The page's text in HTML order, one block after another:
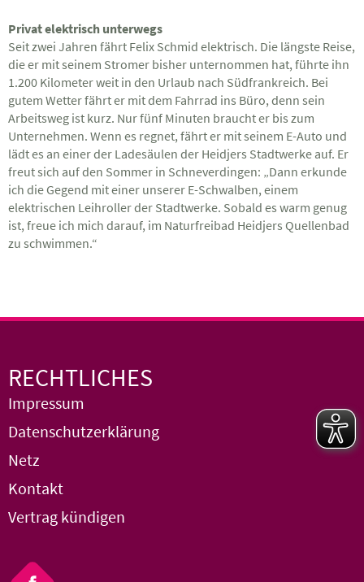
Privat elektrisch unterwegs
Seit zwei Jahren fährt Felix Schmid elektrisch. Die längste Reise,
die er mit seinem Stromer bisher unternommen hat, führte ihn
1.200 Kilometer weit in den Urlaub nach Südfrankreich. Bei
gutem Wetter fährt er mit dem Fahrrad ins Büro, denn sein
Arbeitsweg ist kurz. Nur fünf Minuten braucht er bis zum
Unternehmen. Wenn es regnet, fährt er mit seinem E-Auto und
lädt es an einer der Ladesäulen der Heidjers Stadtwerke auf. Er
freut sich auf den Sommer in Schneverdingen: „Dann erkunde
ich die Gegend mit einer unserer E-Schwalben, einem
elektrischen Leihroller der Stadtwerke. Sobald es warm genug
ist, freue ich mich darauf, im Naturfreibad Heidjers Quellenbad
zu schwimmen.“
RECHTLICHES
Impressum
Datenschutzerklärung
Netz
Kontakt
Vertrag kündigen